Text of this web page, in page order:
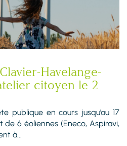
Havelange-
citoyen le 2
publique en cours jusqu’au 17
6 éoliennes (Eneco, Aspiravi,
à...